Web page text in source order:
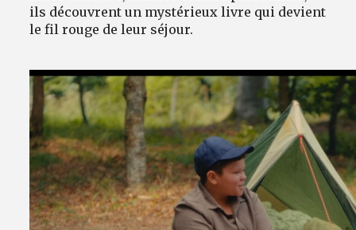
ils découvrent un mystérieux livre qui devient
le fil rouge de leur séjour.